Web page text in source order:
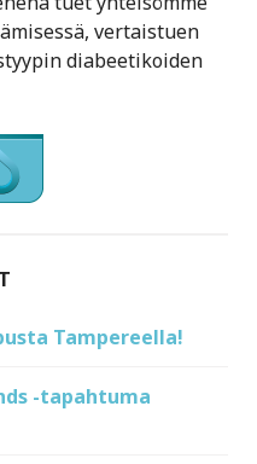
vertaistuen
diabeetikoiden
Tampereella!
-tapahtuma